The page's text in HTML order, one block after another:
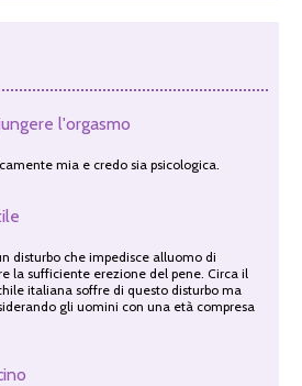
l'orgasmo
mia e credo sia psicologica.
disturbo che impedisce alluomo di
la sufficiente erezione del pene. Circa il
italiana soffre di questo disturbo ma
gli uomini con una età compresa